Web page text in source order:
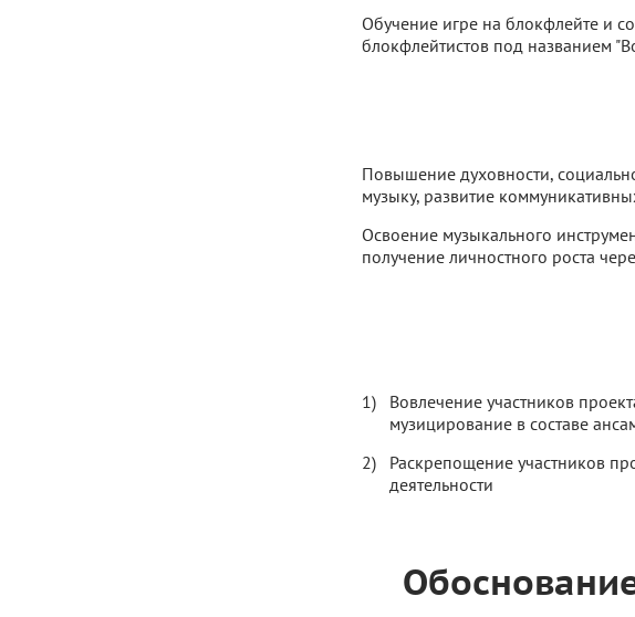
Обучение игре на блокфлейте и
блокфлейтистов под названием
Повышение духовности,
музыку, развитие
Освоение музыкального
получение личностного роста
Вовлечение участников
музицирование в составе
Раскрепощение участников
деятельности